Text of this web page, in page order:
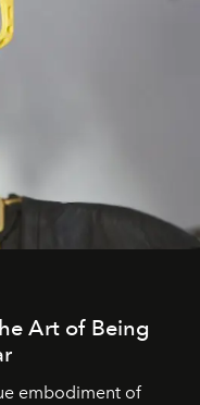
Art of Being
embodiment of